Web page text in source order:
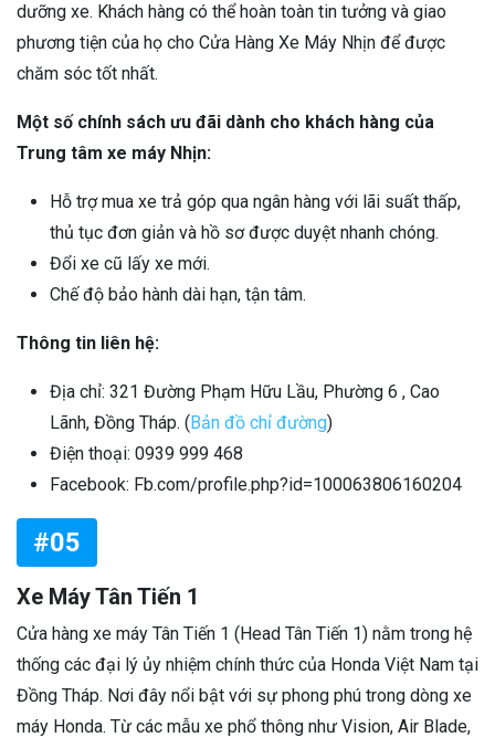
dưỡng xe. Khách hàng có thể hoàn toàn tin tưởng và giao
phương tiện của họ cho Cửa Hàng Xe Máy Nhịn để được
chăm sóc tốt nhất.
Một số chính sách ưu đãi dành cho khách hàng của
Trung tâm xe máy Nhịn:
Hỗ trợ mua xe trả góp qua ngân hàng với lãi suất thấp,
thủ tục đơn giản và hồ sơ được duyệt nhanh chóng.
Đổi xe cũ lấy xe mới.
Chế độ bảo hành dài hạn, tận tâm.
Thông tin liên hệ:
Địa chỉ: 321 Đường Phạm Hữu Lầu, Phường 6 , Cao
Lãnh, Đồng Tháp. ( Bản đồ chỉ đường)
Điện thoại: 0939 999 468
Facebook: Fb.com/profile.php?id=100063806160204
#05
Xe Máy Tân Tiến 1
Cửa hàng xe máy Tân Tiến 1 (Head Tân Tiến 1) nằm trong hệ
thống các đại lý ủy nhiệm chính thức của Honda Việt Nam tại
Đồng Tháp. Nơi đây nổi bật với sự phong phú trong dòng xe
máy Honda. Từ các mẫu xe phổ thông như Vision, Air Blade,